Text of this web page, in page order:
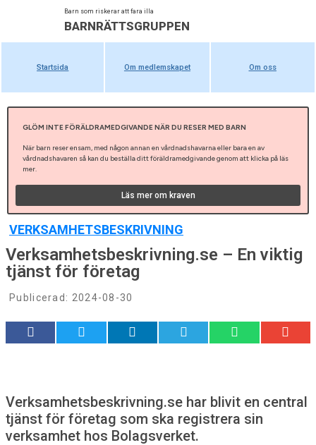
Barn som riskerar att fara illa
BARNRÄTTSGRUPPEN
Startsida Om medlemskapet Om oss
GLÖM INTE FÖRÄLDRAMEDGIVANDE NÄR DU RESER MED BARN
När barn reser ensam, med någon annan en vårdnadshavarna eller bara en av
vårdnadshavaren så kan du beställa ditt föräldramedgivande genom att klicka på läs
mer.
Läs mer om kraven
VERKSAMHETSBESKRIVNING
Verksamhetsbeskrivning.se – En viktig
tjänst för företag
Publicerad: 2024-08-30
Verksamhetsbeskrivning.se har blivit en central
tjänst för företag som ska registrera sin
verksamhet hos Bolagsverket.